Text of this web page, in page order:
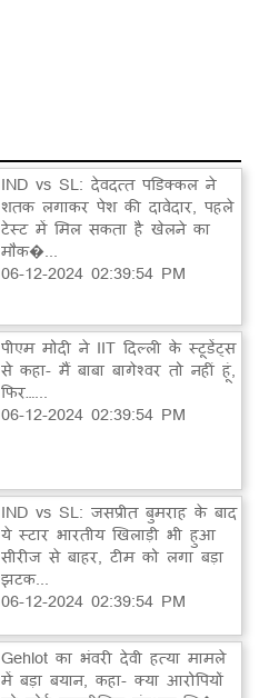
IND vs SL: देवदत्त पडिक्कल ने
शतक लगाकर पेश की दावेदार, पहले
टेस्ट में मिल सकता है खेलने का
मौक�...
06-12-2024 02:39:54 PM
पीएम मोदी ने IIT दिल्ली के स्टूडेंट्स
से कहा- मैं बाबा बागेश्वर तो नहीं हूं,
फिर…...
06-12-2024 02:39:54 PM
IND vs SL: जसप्रीत बुमराह के बाद
ये स्टार भारतीय खिलाड़ी भी हुआ
सीरीज से बाहर, टीम को लगा बड़ा
झटक...
06-12-2024 02:39:54 PM
Gehlot का भंवरी देवी हत्या मामले
में बड़ा बयान, कहा- क्या आरोपियों